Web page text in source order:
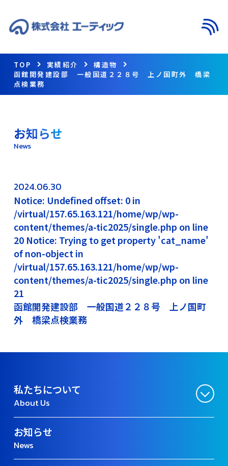
TOP 実績紹介
構造物
函館開発建設部 一般国道２２８号 上ノ国町外 橋梁
点検業務
お知らせ
News
2024.06.30
Notice: Undefined offset: 0 in
/virtual/157.65.163.121/home/wp/wp-
content/themes/a-tic2025/single.php on line
20 Notice: Trying to get property 'cat_name'
of non-object in
/virtual/157.65.163.121/home/wp/wp-
content/themes/a-tic2025/single.php on line
21
函館開発建設部 一般国道２２８号 上ノ国町
外 橋梁点検業務
私たちについて
About Us
お知らせ
News